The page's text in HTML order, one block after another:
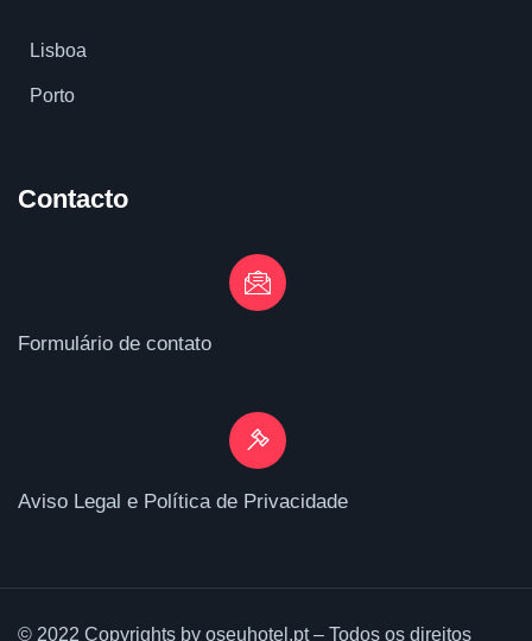
Lisboa
Porto
Contacto
Formulário de contato
Aviso Legal e Política de Privacidade
© 2022 Copyrights by oseuhotel.pt – Todos os direitos